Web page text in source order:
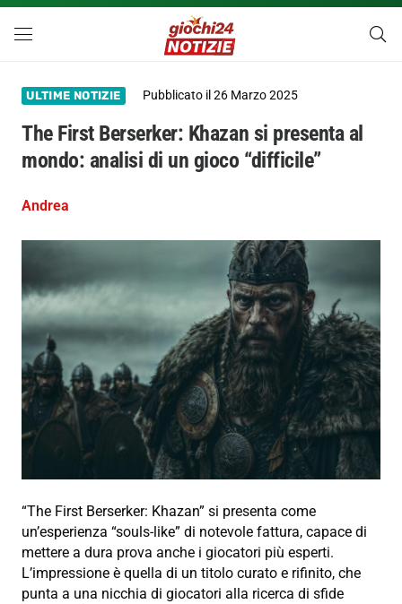
ULTIME NOTIZIE Pubblicato il26 Marzo 2025
The First Berserker: Khazan si presenta al
mondo: analisi di un gioco “difficile”
Andrea
“The First Berserker: Khazan” si presenta come
un’esperienza “souls-like” di notevole fattura, capace di
mettere a dura prova anche i giocatori più esperti.
L’impressione è quella di un titolo curato e rifinito, che
punta a una nicchia di giocatori alla ricerca di sfide